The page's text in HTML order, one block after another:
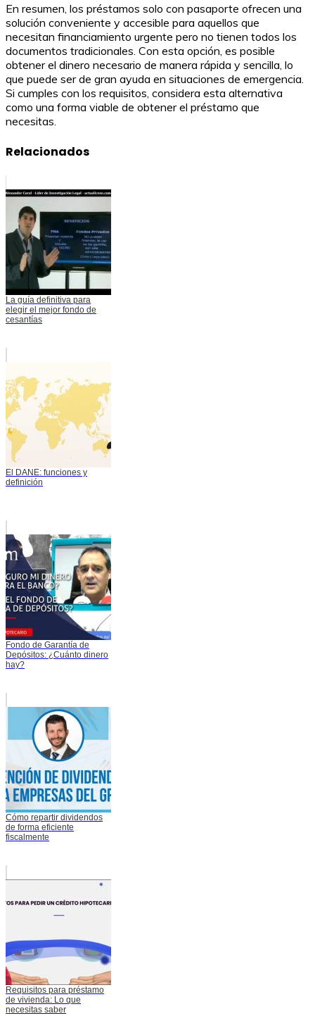
En resumen, los préstamos solo con pasaporte ofrecen una
solución conveniente y accesible para aquellos que
necesitan financiamiento urgente pero no tienen todos los
documentos tradicionales. Con esta opción, es posible
obtener el dinero necesario de manera rápida y sencilla, lo
que puede ser de gran ayuda en situaciones de emergencia.
Si cumples con los requisitos, considera esta alternativa
como una forma viable de obtener el préstamo que
necesitas.
Relacionados
La guía definitiva para
elegir el mejor fondo de
cesantías
El DANE: funciones y
definición
Fondo de Garantía de
Depósitos: ¿Cuánto dinero
hay?
Cómo repartir dividendos
de forma eficiente
fiscalmente
Requisitos para préstamo
de vivienda: Lo que
necesitas saber